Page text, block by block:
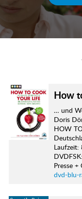
How
… und
Doris
HOW
Laufzeit:
Presse
dvd-blu-